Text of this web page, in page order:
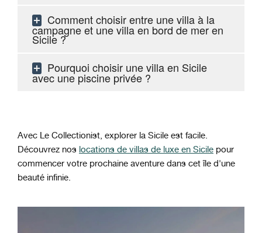
Comment choisir entre une villa à la
campagne et une villa en bord de mer en
Sicile ?
Pourquoi choisir une villa en Sicile
avec une piscine privée ?
Avec Le Collectionist, explorer la Sicile est facile.
Découvrez nos locations de villas de luxe en Sicile pour
commencer votre prochaine aventure dans cet île d'une
beauté infinie.